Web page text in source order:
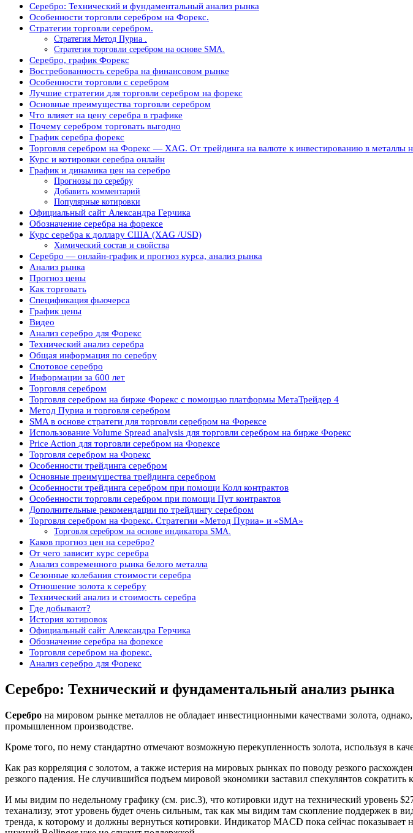
Серебро: Технический и фундаментальный анализ рынка
Особенности торговли серебром на Форекс.
Стратегии торговли серебром.
Стратегия Метод Пуриа .
Стратегия торговли серебром на основе SMA.
Серебро, график Форекс
Востребованность серебра на финансовом рынке
Особенности торговли с серебром
Лучшие стратегии для торговли серебром на форекс
Основные преимущества торговли серебром
Что влияет на цену серебра в графике
Почему серебром торговать выгодно
График серебра форекс
Торговля серебром на Форекс — XAG. От трейдинга на валюте к инвестированию в металлы
Курс и котировки серебра онлайн
График и динамика цен на серебро
Прогнозы по серебру
Добавить комментарий
Популярные котировки
Официальный сайт Александра Герчика
Обозначение серебра на форексе
Курс серебра к доллару США (XAG /USD)
Химический состав и свойства
Серебро — онлайн-график и прогноз курса, анализ рынка
Анализ рынка
Прогноз цены
Как торговать
Спецификация фьючерса
График цены
Видео
Анализ серебро для Форекс
Технический анализ серебра
Общая информация по серебру
Спотовое серебро
Информации за 600 лет
Торговля серебром
Торговля серебром на бирже Форекс с помощью платформы МетаТрейдер 4
Метод Пуриа и торговля серебром
SMA в основе стратеги для торговли серебром на Форексе
Использование Volume Spread analysis для торговли серебром на бирже Форекс
Price Action для торговли серебром на Форексе
Торговля серебром на Форекс
Особенности трейдинга серебром
Основные преимущества трейдинга серебром
Особенности трейдинга серебром при помощи Колл контрактов
Особенности торговли серебром при помощи Пут контрактов
Дополнительные рекомендации по трейдингу серебром
Торговля серебром на Форекс. Стратегии «Метод Пуриа» и «SMA»
Торговля серебром на основе индикатора SMA.
Каков прогноз цен на серебро?
От чего зависит курс серебра
Анализ современного рынка белого металла
Сезонные колебания стоимости серебра
Отношение золота к серебру
Технический анализ и стоимость серебра
Где добывают?
История котировок
Официальный сайт Александра Герчика
Обозначение серебра на форексе
Торговля серебром на форекс.
Анализ серебро для Форекс
Серебро: Технический и фундаментальный анализ рынка
Серебро на мировом рынке металлов не обладает инвестиционными качествами золота,
промышленном производстве.
Кроме того, по нему стандартно отмечают возможную перекупленность золота, используя в
Как раз корреляция с золотом, а также истерия на мировых рынках по поводу резкого
резкого падения. Не случившийся подъем мировой экономики заставил спекулянтов
И мы видим по недельному графику (см. рис.3), что котировки идут на технический уровень
теханализу, этот уровень будет очень сильным, так как мы видим там скопление поддержек в
тренда, к которому и должны вернуться котировки. Индикатор MACD пока сейчас